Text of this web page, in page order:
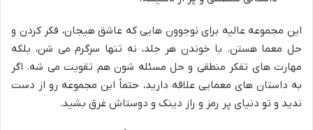
این مجموعه عالیه برای نوجوون هایی که عاشق هیجان، فکر کردن و
حل معما هستن. با خوندن هر جلد، نه تنها سرگرم می شن، بلکه
مهارت های تفکر منطقی و حل مسئله شون هم تقویت می شه. اگر
به داستان های معمایی علاقه دارید، حتماً این مجموعه رو از دست
ندید و تو دنیای پر رمز و راز دینک و دوستاش غرق بشید.